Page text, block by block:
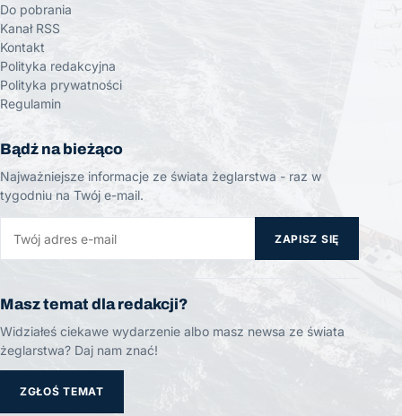
Do pobrania
Kanał RSS
Kontakt
Polityka redakcyjna
Polityka prywatności
Regulamin
Bądź na bieżąco
Najważniejsze informacje ze świata żeglarstwa - raz w
tygodniu na Twój e-mail.
ZAPISZ SIĘ
Masz temat dla redakcji?
Widziałeś ciekawe wydarzenie albo masz newsa ze świata
żeglarstwa? Daj nam znać!
ZGŁOŚ TEMAT